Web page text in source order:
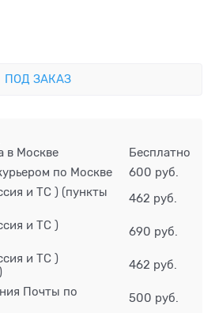
ПОД ЗАКАЗ
в Москве
Бесплатно
по Москве
600 руб.
и ТС ) (пункты
462 руб.
и ТС )
690 руб.
и ТС )
462 руб.
Почты по
500 руб.